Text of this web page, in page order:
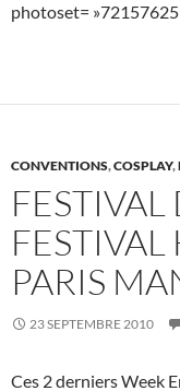
photoset=
CONVENTIONS,COSPLAY,
PARIS
23 SEPTEMBRE 2010
Ces 2 derniers Week